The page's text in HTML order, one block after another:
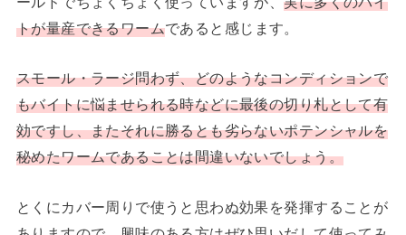
トが量産できるワームであると感じます。
スモール・ラージ問わず、どのようなコンディションで
もバイトに悩ませられる時などに最後の切り札として有
効ですし、またそれに勝るとも劣らないポテンシャルを
秘めたワームであることは間違いないでしょう。
とくにカバー周りで使うと思わぬ効果を発揮することが